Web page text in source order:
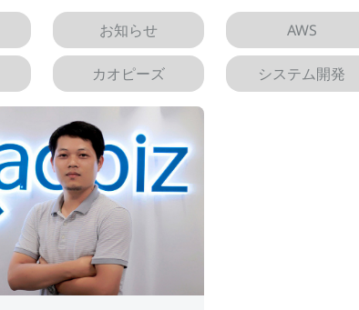
お知らせ AWS
カオピーズ システム開発